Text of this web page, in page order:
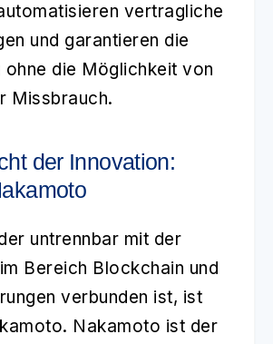
vertragliche
und garantieren die
ohne die Möglichkeit von
Missbrauch.
der Innovation:
untrennbar mit der
Bereich Blockchain und
verbunden ist, ist
. Nakamoto ist der